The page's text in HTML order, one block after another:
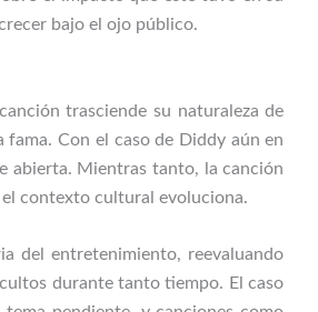
bajo el ojo público.
trasciende su naturaleza de
Con el caso de Diddy aún en
abierta. Mientras tanto, la canción
contexto cultural evoluciona.
del entretenimiento, reevaluando
durante tanto tiempo. El caso